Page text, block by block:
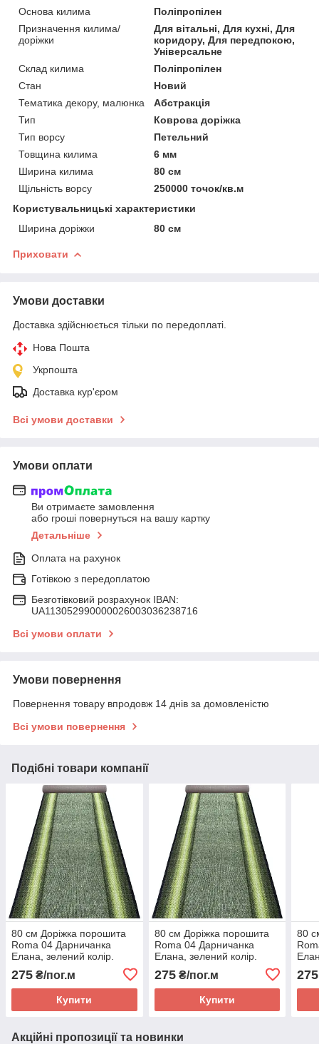
Основа килима
Поліпропілен
Призначення килима/
доріжки
Для вітальні, Для кухні, Для
коридору, Для передпокою,
Універсальне
Склад килима
Поліпропілен
Стан
Новий
Тематика декору, малюнка
Абстракція
Тип
Коврова доріжка
Тип ворсу
Петельний
Товщина килима
6 мм
Ширина килима
80 см
Щільність ворсу
250000 точок/кв.м
Користувальницькі характеристики
Ширина доріжки
80 см
Приховати
Умови доставки
Доставка здійснюється тільки по передоплаті.
Нова Пошта
Укрпошта
Доставка кур'єром
Всі умови доставки
Умови оплати
Ви отримаєте замовлення
або гроші повернуться на вашу картку
Детальніше
Оплата на рахунок
Готівкою з передоплатою
Безготівковий розрахунок IBAN:
UA113052990000026003036238716
Всі умови оплати
Умови повернення
Повернення товару впродовж 14 днів за домовленістю
Всі умови повернення
Подібні товари компанії
80 см Доріжка порошита
Roma 04 Дарничанка
Елана, зелений колір.
275 ₴/пог.м
Купити
80 см Доріжка порошита
Roma 04 Дарничанка
Елана, зелений колір.
275₴/пог.м
Купити
80
275
Акційні пропозиції та новинки